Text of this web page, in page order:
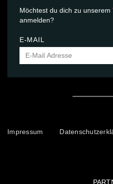
Möchtest du dich zu unserem
anmelden?
E-MAIL
Impressum